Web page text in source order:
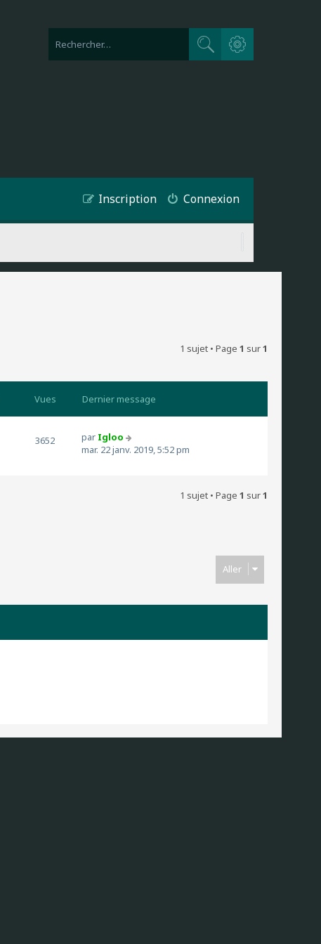
Rechercher
Recherche avancée
Connexion
Inscription
1 sujet • Page 1 sur1
Vues Dernier message
3652 par Igloo
mar. 22 janv. 2019, 5:52 pm
1 sujet • Page 1 sur1
Aller